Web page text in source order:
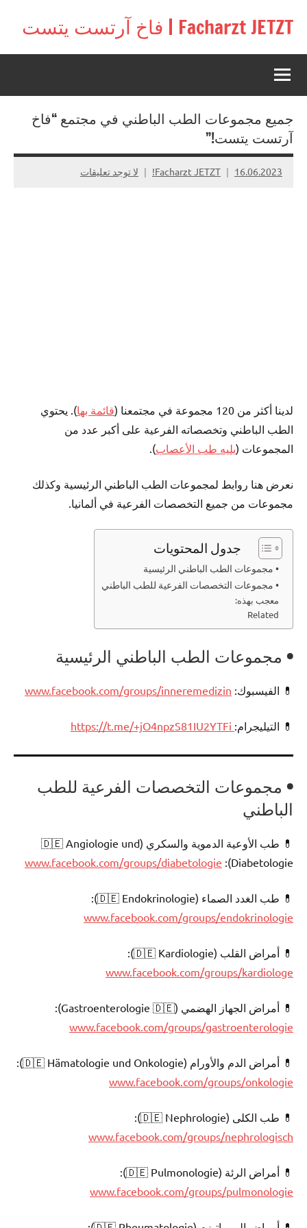
Facharzt JETZT | فاخ آرتست يتست
Free
interactive
community
for
in
Germany,
Switzerland,
and
جميع مجموعات الطب الباطني في مجتمع “فاخ
آرتست يتست!”
16.06.2023
Facharzt JETZT! لا توجد تعليقات
لدينا أكثر من 120 مجموعة في مجتمعنا ( قائمة بها). يحتوي
الطب الباطني وتخصصاته الفرعية على أكبر عدد من
المجموعات (يليه طب الأعصاب).
نعرض هنا روابط لمجموعات الطب الباطني الرئيسية وكذلك
مجموعات من جميع التخصصات الفرعية في ألمانيا.
جدول المحتويات
• مجموعات الطب الباطني الرئيسية
• مجموعات التخصصات الفرعية للطب الباطني
معجب بهذه:
Related
• مجموعات الطب الباطني الرئيسية
💊 الفيسبوك: www.facebook.com/groups/inneremedizin
💊 التيليجرام:
• مجموعات التخصصات الفرعية للطب
الباطني
💊 طب الأوعية الدموية والسكري (🇩🇪 Angiologie und
Diabetologie):
www.facebook.com/groups/diabetologie
💊 طب الغدد الصماء (🇩🇪 Endokrinologie):
www.facebook.com/groups/endokrinologie
💊 أمراض القلب (🇩🇪 Kardiologie):
www.facebook.com/groups/kardiologe
💊 أمراض الجهاز الهضمي (Gastroenterologie 🇩🇪):
www.facebook.com/groups/gastroenterologie
💊 أمراض الدم والأورام (🇩🇪 Hämatologie und Onkologie):
www.facebook.com/groups/onkologie
💊 طب الكلى (🇩🇪 Nephrologie):
www.facebook.com/groups/nephrologisch
💊 أمراض الرئة (🇩🇪 Pulmonologie):
www.facebook.com/groups/pulmonologie